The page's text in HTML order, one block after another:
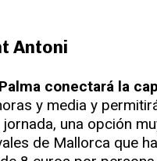
Antoni
conectará la
y media y
una opción
de Mallorca que